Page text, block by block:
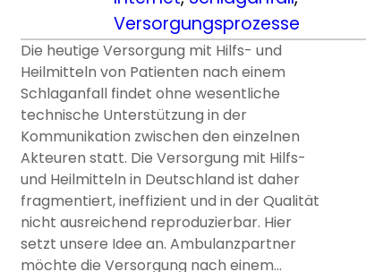
Versorgungsprozesse
Die heutige Versorgung mit Hilfs- und
Heilmitteln von Patienten nach einem
Schlaganfall findet ohne wesentliche
technische Unterstützung in der
Kommunikation zwischen den einzelnen
Akteuren statt. Die Versorgung mit Hilfs-
und Heilmitteln in Deutschland ist daher
fragmentiert, ineffizient und in der Qualität
nicht ausreichend reproduzierbar. Hier
setzt unsere Idee an. Ambulanzpartner
möchte die Versorgung nach einem…